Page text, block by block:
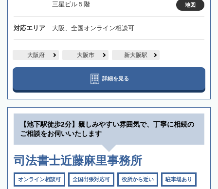
三星ビル５階
地図
対応エリア 大阪、全国オンライン相談可
大阪府 大阪市 新大阪駅
詳細を見る
【池下駅徒歩2分】親しみやすい雰囲気で、丁寧に相続の
ご相談をお伺いいたします
司法書士近藤麻里事務所
オンライン相談可 全国出張対応可 役所から近い 駐車場あり